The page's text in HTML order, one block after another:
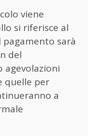
viene
si riferisce al
sarà
del
agevolazioni
quelle per
a